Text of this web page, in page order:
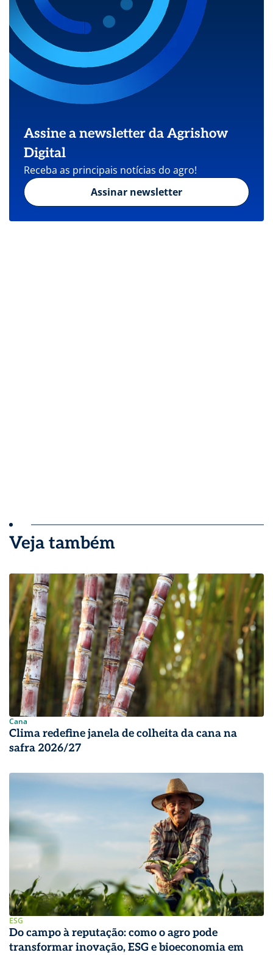
Assine a newsletter da Agrishow
Digital
Receba as principais notícias do agro!
Assinar newsletter
Veja também
Cana
Clima redefine janela de colheita da cana na
safra 2026/27
ESG
Do campo à reputação: como o agro pode
transformar inovação, ESG e bioeconomia em